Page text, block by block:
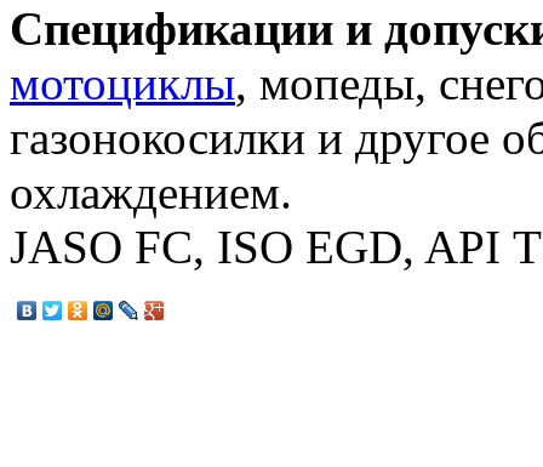
Спецификации и
мотоциклы, мопеды,
газонокосилки и другое
охлаждением.
JASO FC, ISO EGD, API